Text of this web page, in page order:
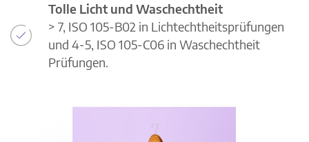
Tolle Licht und Waschechtheit
> 7, ISO 105-B02 in Lichtechtheitsprüfungen
und 4-5, ISO 105-C06 in Waschechtheit
Prüfungen.